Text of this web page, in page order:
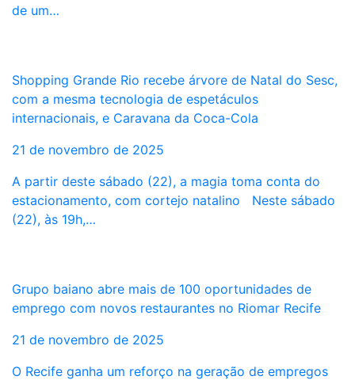
de um…
Shopping Grande Rio recebe árvore de Natal do Sesc,
com a mesma tecnologia de espetáculos
internacionais, e Caravana da Coca-Cola
21 de novembro de 2025
A partir deste sábado (22), a magia toma conta do
estacionamento, com cortejo natalino Neste sábado
(22), às 19h,…
Grupo baiano abre mais de 100 oportunidades de
emprego com novos restaurantes no Riomar Recife
21 de novembro de 2025
O Recife ganha um reforço na geração de empregos